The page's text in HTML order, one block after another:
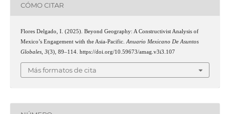
CÓMO CITAR
Flores Delgado, I. (2025). Beyond Geography: A Constructivist Analysis of
Mexico’s Engagement with the Asia-Pacific. Anuario Mexicano De Asuntos
Globales, 3(3), 89–114. https://doi.org/10.59673/amag.v3i3.107
Más formatos de cita